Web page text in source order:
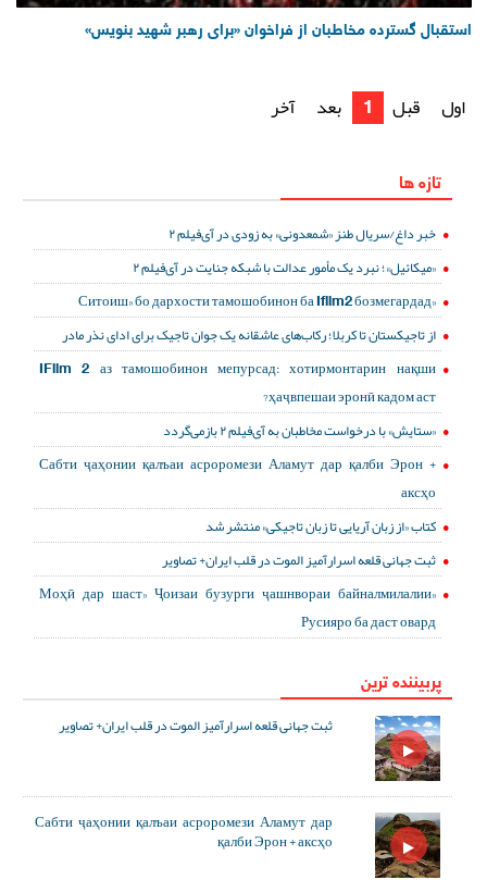
استقبال گسترده مخاطبان از فراخوان «برای رهبر شهید بنویس»
اول قبل 1 بعد آخر
تازه ها
خبر داغ/سریال طنز «شمعدونی» به زودی در آی‌فیلم ۲
«میکائیل»؛ نبرد یک مأمور عدالت با شبکه جنایت در آی‌فیلم ۲
«Ситоиш» бо дархости тамошобинон ба Ifilm2 бозмегардад
از تاجیکستان تا کربلا؛ رکاب‌های عاشقانه یک جوان تاجیک برای ادای نذر مادر
IFilm 2 аз тамошобинон мепурсад: хотирмонтарин нақши
ҳаҷвпешаи эронӣ кадом аст?
«ستایش» با درخواست مخاطبان به آی‌فیلم ۲ بازمی‌گردد
Сабти ҷаҳонии қалъаи асроромези Аламут дар қалби Эрон +
аксҳо
کتاب «از زبان آریایی تا زبان تاجیکی» منتشر شد
ثبت جهانی قلعه اسرارآمیز الموت در قلب ایران+ تصاویر
«Моҳӣ дар шаст» Ҷоизаи бузурги ҷашнвораи байналмилалии
Русияро ба даст овард
پربیننده ترین
ثبت جهانی قلعه اسرارآمیز الموت در قلب ایران+ تصاویر
Сабти ҷаҳонии қалъаи асроромези Аламут дар
қалби Эрон + аксҳо